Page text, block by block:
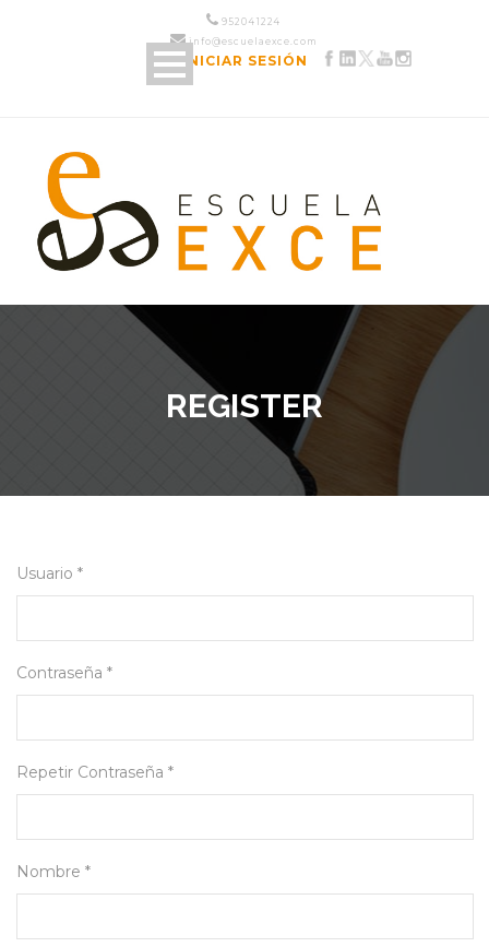
952 04 12 24
info@escuelaexce.com
INICIAR SESIÓN
REGISTER
Usuario *
Contraseña *
Repetir Contraseña *
Nombre *